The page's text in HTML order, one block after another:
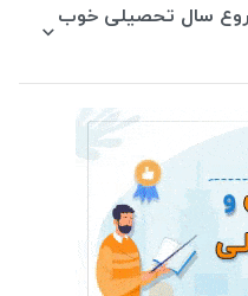
سال تحصیلی خوب